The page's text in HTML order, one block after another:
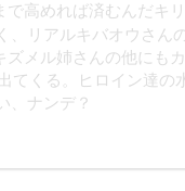
で高めれば済むんだキ
、リアルキバオウさん
メル姉さんの他にも
くる。ヒロイン達の
、ナンデ？